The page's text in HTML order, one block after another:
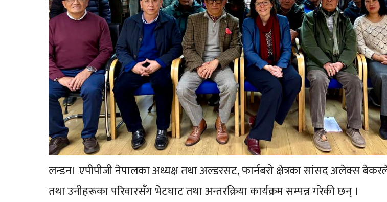
लन्डन। एपीपीजी नेपालका अध्यक्ष तथा अल्डरसट, फार्नबरो क्षेत्रका सांसद अलेक्स
तथा उनीहरूका परिवारसँग भेटघाट तथा अन्तरक्रिया कार्यक्रम सम्पन्न गरेकी छन् ।